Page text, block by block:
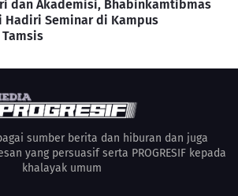
dan Akademisi, Bhabinkamtibmas
Hadiri Seminar di Kampus
sumber berita dan hiburan dan juga
yang persuasif serta PROGRESIF kepada
khalayak umum